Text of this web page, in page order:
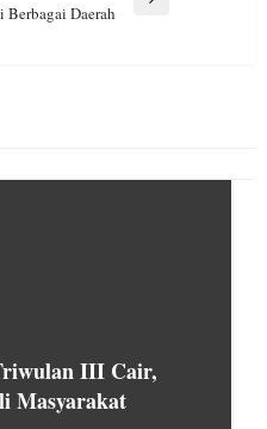
Berbagai Daerah
III Cair,
Masyarakat